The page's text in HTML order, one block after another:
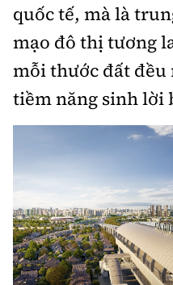
chấp thuận bằng văn
Thông tin tòa soạn
quốc tế, mà là
mạo đô thị tương
mỗi thước đất
tiềm năng sinh lời